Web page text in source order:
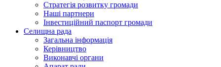
Стратегія розвитку громади
Наші партнери
Інвестиційний паспорт громади
Селищна рада
Загальна інформація
Керівництво
Виконавчі органи